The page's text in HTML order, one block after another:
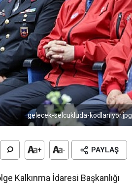
gelecek-selcukluda-kodlaniyor.jpg
+ - PAYLAŞ
Kalkınma İdaresi Başkanlığı